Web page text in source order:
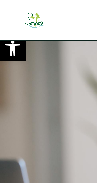
Ouvrir la barre d’outils